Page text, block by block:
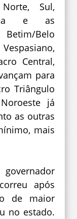
Sul,
e as
Belo
Central,
para
Triângulo
já
as outras
mais
após
de maior
no estado.